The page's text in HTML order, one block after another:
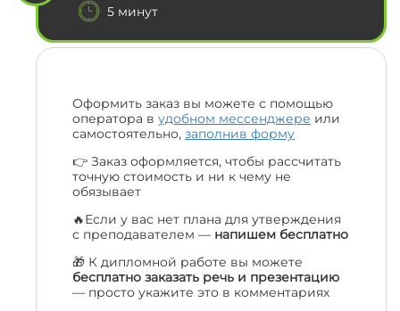
5 минут
Оформить заказ вы можете с помощью
оператора в удобном мессенджере или
самостоятельно, заполнив форму
👉 Заказ оформляется, чтобы рассчитать
точную стоимость и ни к чему не
обязывает
🔥Если у вас нет плана для утверждения
с преподавателем — напишем бесплатно
🎁 К дипломной работе вы можете
бесплатно заказать речь и презентацию
— просто укажите это в комментариях